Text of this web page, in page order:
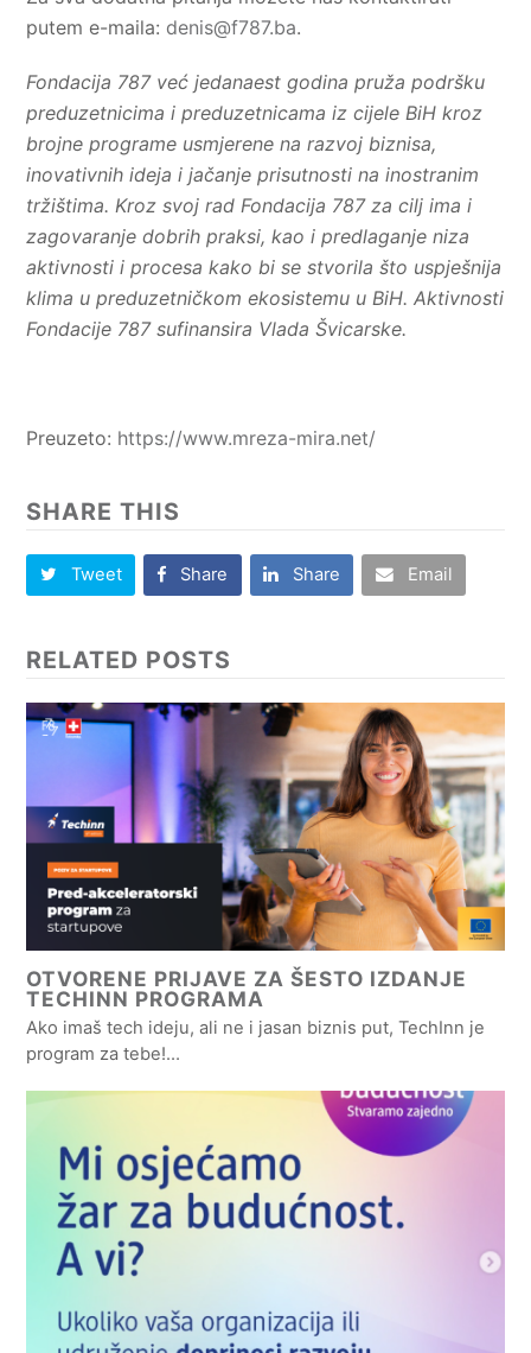
putem e-maila: denis@f787.ba.
Fondacija 787 već jedanaest godina pruža podršku
preduzetnicima i preduzetnicama iz cijele BiH kroz
brojne programe usmjerene na razvoj biznisa,
inovativnih ideja i jačanje prisutnosti na inostranim
tržištima. Kroz svoj rad Fondacija 787 za cilj ima i
zagovaranje dobrih praksi, kao i predlaganje niza
aktivnosti i procesa kako bi se stvorila što uspješnija
klima u preduzetničkom ekosistemu u BiH. Aktivnosti
Fondacije 787 sufinansira Vlada Švicarske.
Preuzeto: https://www.mreza-mira.net/
SHARE THIS
Tweet Share Share Email
RELATED POSTS
OTVORENE PRIJAVE ZA ŠESTO IZDANJE
TECHINN PROGRAMA
Ako imaš tech ideju, ali ne i jasan biznis put, TechInn je
program za tebe!…